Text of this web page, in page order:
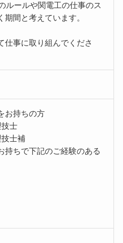
ルールや関電工の仕事のス
期間と考えています。
仕事に取り組んでくださ
お持ちの方
技士
技士補
持ちで下記のご経験のある